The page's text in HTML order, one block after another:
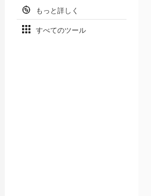
もっと詳しく
すべてのツール